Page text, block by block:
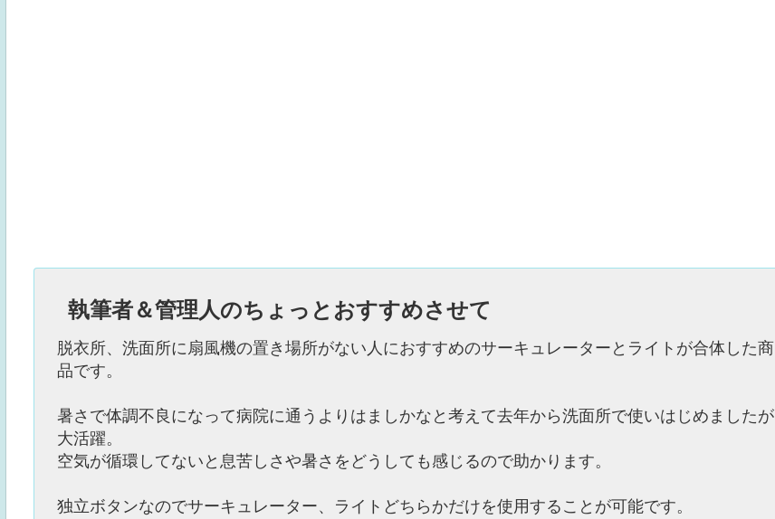
執筆者＆管理人のちょっとおすすめさせて
脱衣所、洗面所に扇風機の置き場所がない人におすすめのサーキュレーターとライトが合体した商
品です。
暑さで体調不良になって病院に通うよりはましかなと考えて去年から洗面所で使いはじめましたが
大活躍。
空気が循環してないと息苦しさや暑さをどうしても感じるので助かります。
独立ボタンなのでサーキュレーター、ライトどちらかだけを使用することが可能です。